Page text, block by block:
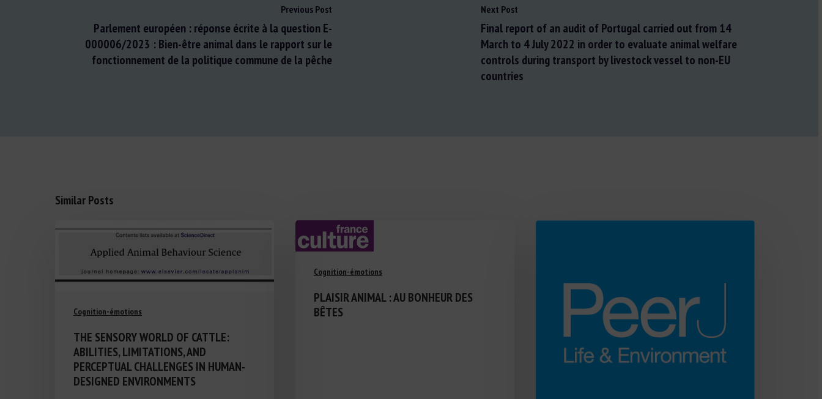
Previous Post
Parlement européen : réponse écrite à la question E-
000006/2023 : Bien-être animal dans le rapport sur le
fonctionnement de la politique commune de la pêche
Next Post
Final report of an audit of Portugal carried out from 14
March to 4 July 2022 in order to evaluate animal welfare
controls during transport by livestock vessel to non-EU
countries
Similar Posts
Cognition-émotions
THE SENSORY WORLD OF CATTLE:
ABILITIES, LIMITATIONS, AND
PERCEPTUAL CHALLENGES IN HUMAN-
DESIGNED ENVIRONMENTS
Cognition-émotions
PLAISIR ANIMAL : AU BONHEUR DES
BÊTES